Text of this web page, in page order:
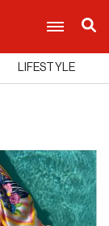
LIFESTYLE